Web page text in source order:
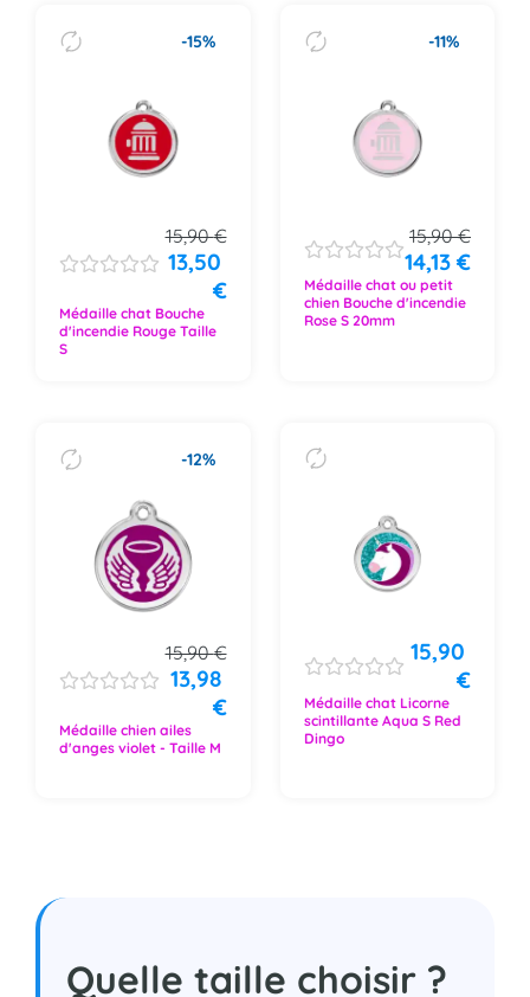
-15%
15,90€
13,50
€
Médaille chat Bouche
d'incendie Rouge Taille
S
-11%
15,90€
14,13 €
Médaille chat ou petit
chien Bouche d'incendie
Rose S 20mm
-12%
15,90€
13,98
€
Médaille chien ailes
d'anges violet - Taille M
15,90
€
Médaille chat Licorne
scintillante Aqua S Red
Dingo
Quelle taille choisir ?